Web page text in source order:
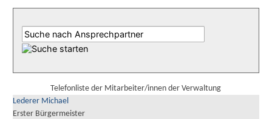
Telefonliste der Mitarbeiter/innen der Verwaltung
Lederer Michael
Erster Bürgermeister